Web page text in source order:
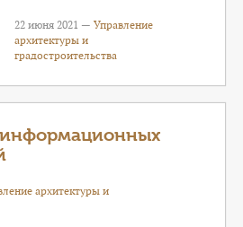
22 июня 2021 —Управление
архитектуры и
градостроительства
архитектуры и